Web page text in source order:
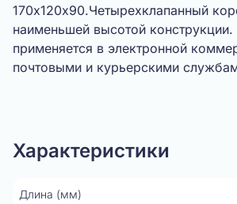
170х120х90.Четырехклапанный
наименьшей высотой конструкции.
применяется в электронной
почтовыми и курьерскими
Характеристики
Длина (мм)